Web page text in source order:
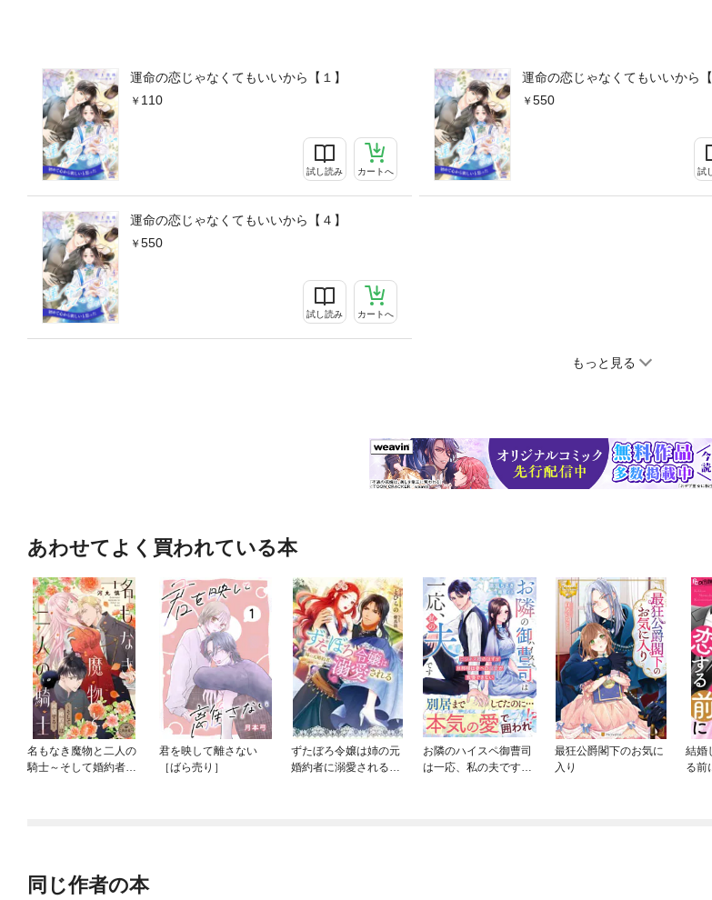
運命の恋じゃなくてもいいから【１】
110
試し読み カートへ
運命の恋じゃなくてもいいから【
550
試
運命の恋じゃなくてもいいから【４】
550
試し読み カートへ
もっと見る
あわせてよく買われている本
名もなき魔物と二人の
騎士～そして婚約者は
君を映して離さない
［ばら売り］
ずたぼろ令嬢は姉の元
婚約者に溺愛される
お隣のハイスペ御曹司
は一応、私の夫です～
最狂公爵閣下のお気に
入り
結婚
る前
同じ作者の本